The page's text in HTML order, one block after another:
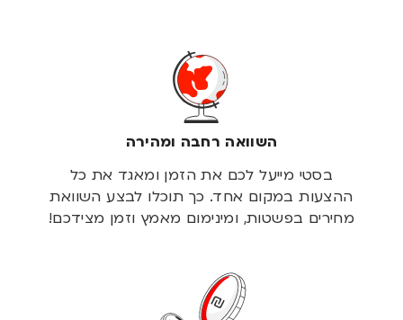
השוואה רחבה ומהירה
בסטי מייעל לכם את הזמן ומאגד את כל
ההצעות במקום אחד. כך תוכלו לבצע השוואת
מחירים בפשטות, ומינימום מאמץ וזמן מצידכם!